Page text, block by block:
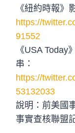
《紐約時報》
https://
91552
《USA
串：
https://
53132033
說明：前美國
事實查核聯盟